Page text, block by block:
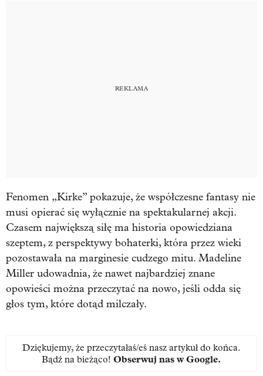
Fenomen „Kirke” pokazuje, że współczesne fantasy nie
musi opierać się wyłącznie na spektakularnej akcji.
Czasem największą siłę ma historia opowiedziana
szeptem, z perspektywy bohaterki, która przez wieki
pozostawała na marginesie cudzego mitu. Madeline
Miller udowadnia, że nawet najbardziej znane
opowieści można przeczytać na nowo, jeśli odda się
głos tym, które dotąd milczały.
Dziękujemy, że przeczytałaś/eś nasz artykuł do końca.
Bądź na bieżąco! Obserwuj nas w Google.